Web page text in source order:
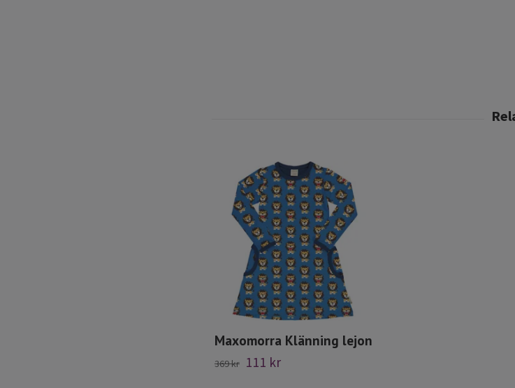
Maxomorra Klänning lejon
369 kr 111 kr